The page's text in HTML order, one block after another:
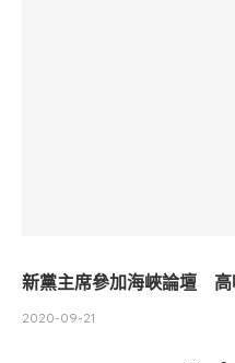
新黨主席參加海峽論壇 高
2020-09-21